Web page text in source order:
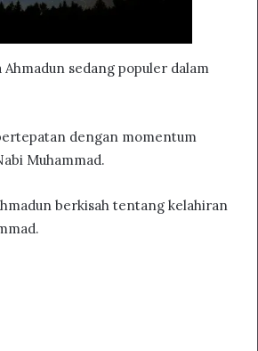
sedang populer dalam
dengan momentum
Muhammad.
berkisah tentang kelahiran